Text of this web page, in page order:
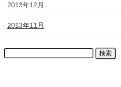
2013年12月
2013年11月